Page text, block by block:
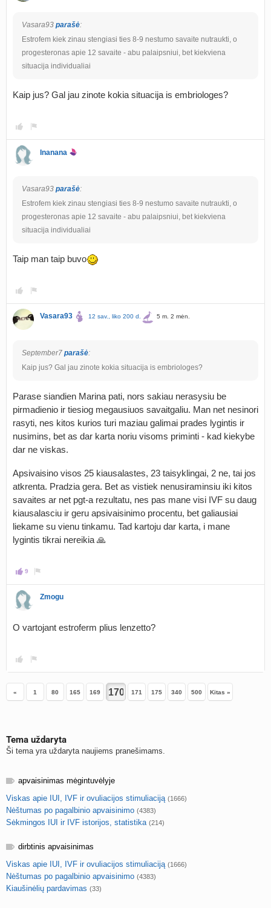
Vasara93 parašė:
Estrofem kiek zinau stengiasi ties 8-9 nestumo savaite nutraukti, o
progesteronas apie 12 savaite - abu palaipsniui, bet kiekviena
situacija individualiai
Kaip jus? Gal jau zinote kokia situacija is embriologes?
Inanana
Vasara93 parašė:
Estrofem kiek zinau stengiasi ties 8-9 nestumo savaite nutraukti, o
progesteronas apie 12 savaite - abu palaipsniui, bet kiekviena
situacija individualiai
Taip man taip buvo
Vasara93 12 sav., liko 200 d. 5 m. 2 mėn.
September7 parašė:
Kaip jus? Gal jau zinote kokia situacija is embriologes?
Parase siandien Marina pati, nors sakiau nerasysiu be
pirmadienio ir tiesiog megausiuos savaitgaliu. Man net nesinori
rasyti, nes kitos kurios turi maziau galimai prades lygintis ir
nusimins, bet as dar karta noriu visoms priminti - kad kiekybe
dar ne viskas.
Apsivaisino visos 25 kiausalastes, 23 taisyklingai, 2 ne, tai jos
atkrenta. Pradzia gera. Bet as vistiek nenusiraminsiu iki kitos
savaites ar net pgt-a rezultatu, nes pas mane visi IVF su daug
kiausalasciu ir geru apsivaisinimo procentu, bet galiausiai
liekame su vienu tinkamu. Tad kartoju dar karta, i mane
lygintis tikrai nereikia 🙏
9
Zmogu
O vartojant estroferm plius lenzetto?
« 1 80 165 169 171 175 340 500 Kitas »
Tema uždaryta
Ši tema yra uždaryta naujiems pranešimams.
apvaisinimas mėgintuvėlyje
Viskas apie IUI, IVF ir ovuliacijos stimuliaciją (1666)
Nėštumas po pagalbinio apvaisinimo (4383)
Sėkmingos IUI ir IVF istorijos, statistika (214)
dirbtinis apvaisinimas
Viskas apie IUI, IVF ir ovuliacijos stimuliaciją (1666)
Nėštumas po pagalbinio apvaisinimo (4383)
Kiaušinėlių pardavimas (33)